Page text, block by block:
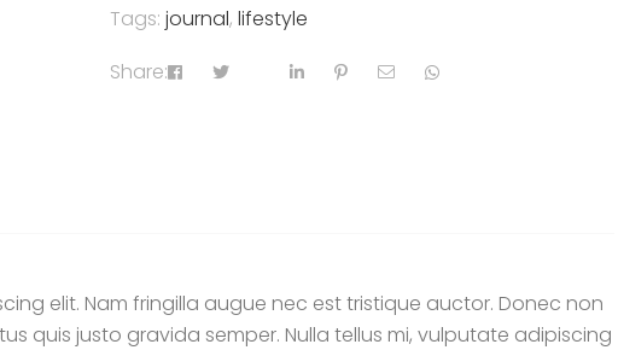
Tags:journal,lifestyle
Share:
elit. Nam fringilla augue nec est tristique auctor. Donec non
quis justo gravida semper. Nulla tellus mi, vulputate adipiscing